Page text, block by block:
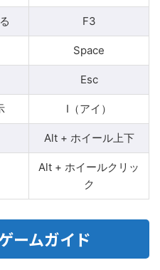
F3
Space
Esc
I（アイ）
Alt + ホイール上下
Alt + ホイールクリッ
ク
ームガイド